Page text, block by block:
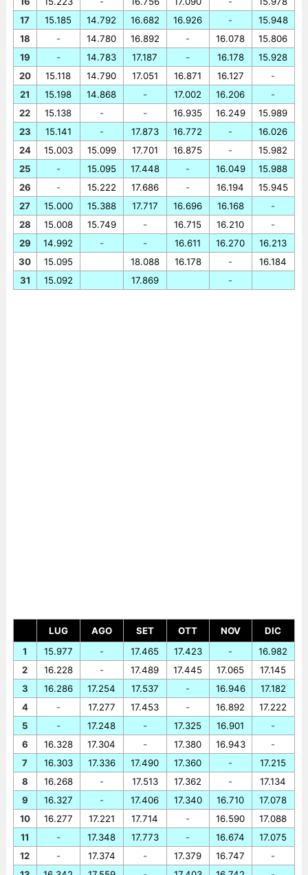
17
18
19
20
21
22
23
24
25
26
27
28
29
30
31
15.185
-
-
15.118
15.198
15.138
15.141
15.003
-
-
15.000
15.008
14.992
15.095
15.092
14.792
14.780
14.783
14.790
14.868
-
-
15.099
15.095
15.222
15.388
15.749
-
16.682
16.892
17.187
17.051
-
-
17.873
17.701
17.448
17.686
17.717
-
-
18.088
17.869
16.926
-
-
16.871
17.002
16.935
16.772
16.875
-
-
16.696
16.715
16.611
16.178
-
16.078
16.178
16.127
16.206
16.249
-
-
16.049
16.194
16.168
16.210
16.270
-
-
15.948
15.806
15.928
-
-
15.989
16.026
15.982
15.988
15.945
-
-
16.213
16.184
LUG AGO SET OTT NOV
DIC
1
2
3
4
5
6
7
8
9
10
11
12
15.977
16.228
16.286
-
-
16.328
16.303
16.268
16.327
16.277
-
-
-
-
17.254
17.277
17.248
17.304
17.336
-
-
17.221
17.348
17.374
17.465
17.489
17.537
17.453
-
-
17.490
17.513
17.406
17.714
17.773
-
17.423
17.445
-
-
17.325
17.380
17.360
17.362
17.340
-
-
17.379
-
17.065
16.946
16.892
16.901
16.943
-
-
16.710
16.590
16.674
16.747
16.982
17.145
17.182
17.222
-
-
17.215
17.134
17.078
17.088
17.075
-